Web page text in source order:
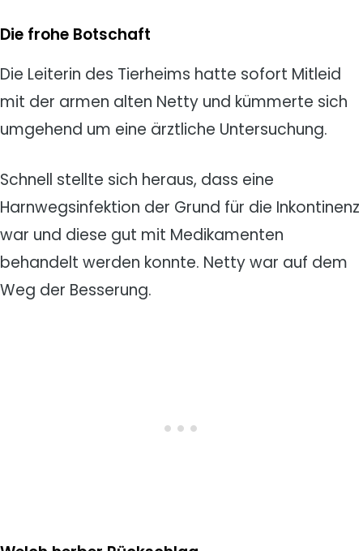
Die frohe Botschaft
Die Leiterin des Tierheims hatte sofort Mitleid
mit der armen alten Netty und kümmerte sich
umgehend um eine ärztliche Untersuchung.
Schnell stellte sich heraus, dass eine
Harnwegsinfektion der Grund für die Inkontinenz
war und diese gut mit Medikamenten
behandelt werden konnte. Netty war auf dem
Weg der Besserung.